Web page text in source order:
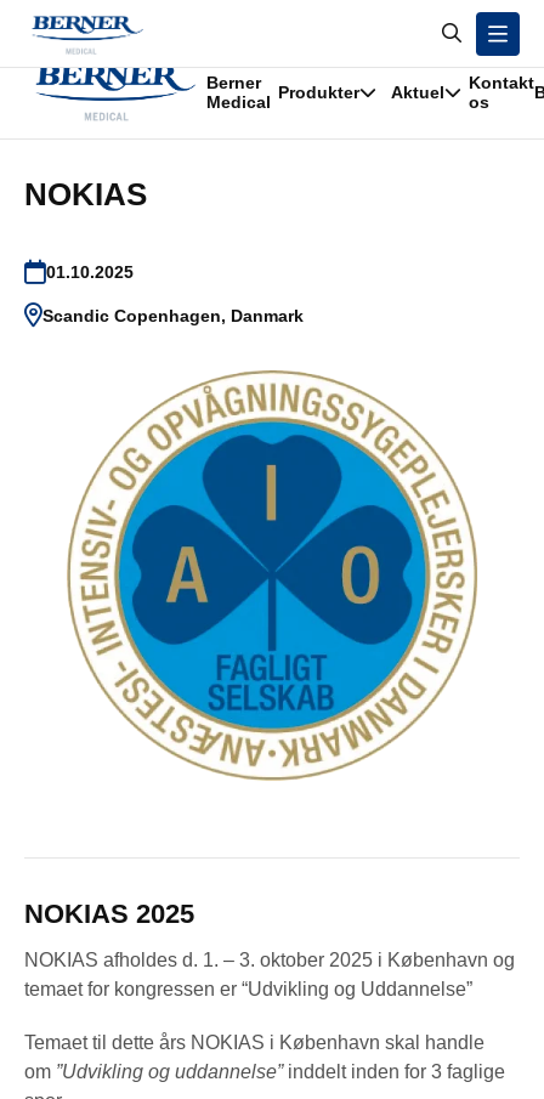
Berner
Medical Produkter Aktuel
Kontakt
os
/Begivenheder
Udstillinger
NOKIAS
01.10.2025
Scandic Copenhagen, Danmark
NOKIAS 2025
NOKIAS afholdes d. 1. – 3. oktober 2025 i København og
temaet for kongressen er “Udvikling og Uddannelse”
Temaet til dette års NOKIAS i København skal handle
om ”Udvikling og uddannelse”inddelt inden for 3 faglige